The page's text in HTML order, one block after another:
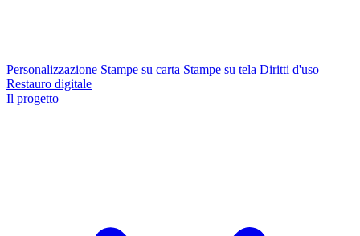
Personalizzazione Stampe su carta Stampe su tela Diritti d'uso
Restauro digitale
Il progetto